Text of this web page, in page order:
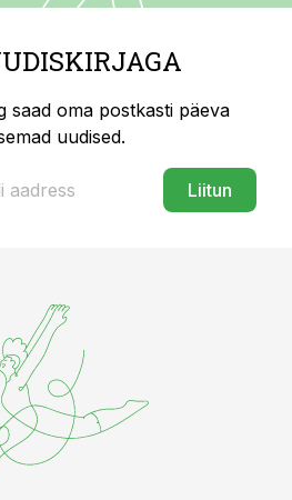
saad oma postkasti päeva
uudised.
Liitun